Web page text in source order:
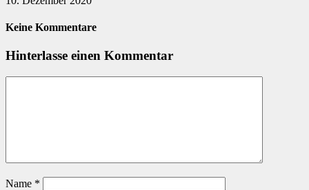
Keine Kommentare
Hinterlasse einen Kommentar
Name *